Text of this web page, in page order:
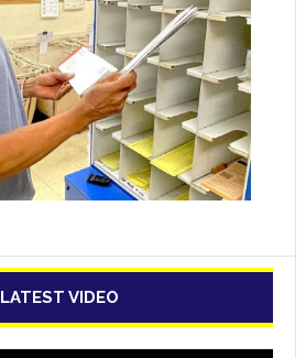
LATEST VIDEO